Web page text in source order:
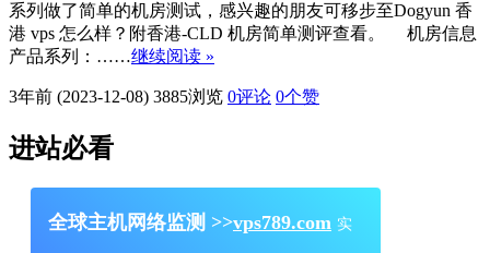
系列做了简单的机房测试，感兴趣的朋友可移步至Dogyun 香
港 vps 怎么样？附香港-CLD 机房简单测评查看。 机房信息
产品系列：……继续阅读 »
3年前 (2023-12-08) 3885浏览 0评论 0个赞
进站必看
全球主机网络监测 >>vps789.com 实